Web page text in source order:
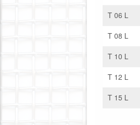
T 06 L
T 08 L
T 10 L
T 12 L
T 15 L